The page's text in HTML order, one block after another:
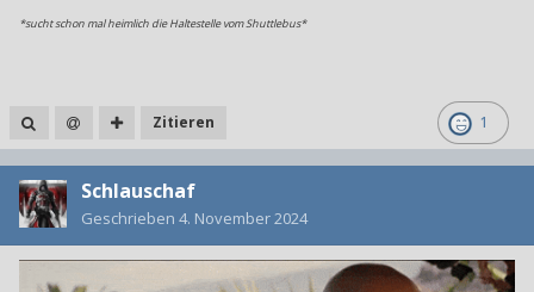
*sucht schon mal heimlich die Haltestelle vom Shuttlebus*
1
Zitieren
Schlauschaf
Geschrieben 4. November 2024